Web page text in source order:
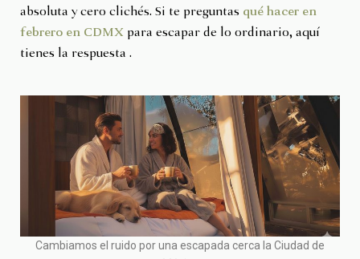
absoluta y cero clichés. Si te preguntas qué hacer en
febrero en CDMX para escapar de lo ordinario, aquí
tienes la respuesta .
Cambiamos el ruido por una escapada cerca la Ciudad de